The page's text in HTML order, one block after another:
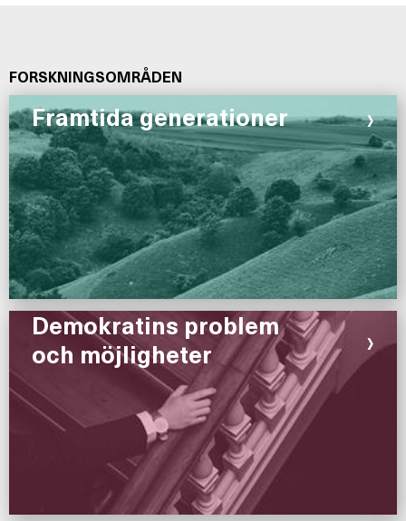
FORSKNINGSOMRÅDEN
Framtida generationer ›
Demokratins problem
och möjligheter
›